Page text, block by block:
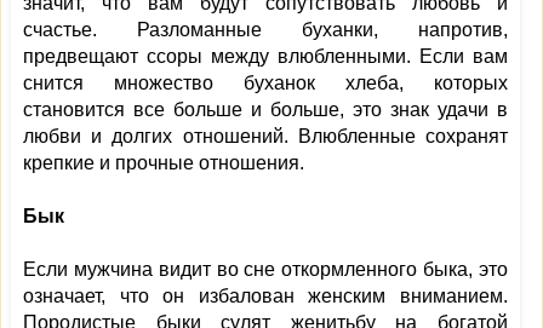
счастье. Разломанные буханки, напротив,
предвещают ссоры между влюбленными. Если вам
снится множество буханок хлеба, которых
становится все больше и больше, это знак удачи в
любви и долгих отношений. Влюбленные сохранят
крепкие и прочные отношения.
Бык
Если мужчина видит во сне откормленного быка, это
означает, что он избалован женским вниманием.
Породистые быки сулят женитьбу на богатой